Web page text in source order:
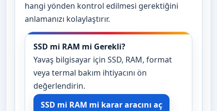
hangi yönden kontrol edilmesi gerektiğini
anlamanızı kolaylaştırır.
SSD mi RAM mi Gerekli?
Yavaş bilgisayar için SSD, RAM, format
veya termal bakım ihtiyacını ön
değerlendirin.
SSD mi RAM mi karar aracını aç